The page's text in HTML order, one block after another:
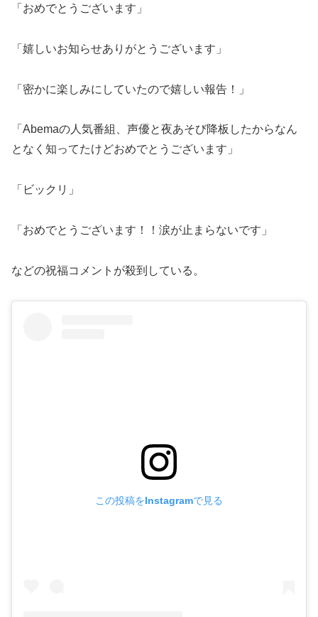
「おめでとうございます」
「嬉しいお知らせありがとうございます」
「密かに楽しみにしていたので嬉しい報告！」
「Abemaの人気番組、声優と夜あそび降板したからなん
となく知ってたけどおめでとうございます」
「ビックリ」
「おめでとうございます！！涙が止まらないです」
などの祝福コメントが殺到している。
この投稿をInstagramで見る